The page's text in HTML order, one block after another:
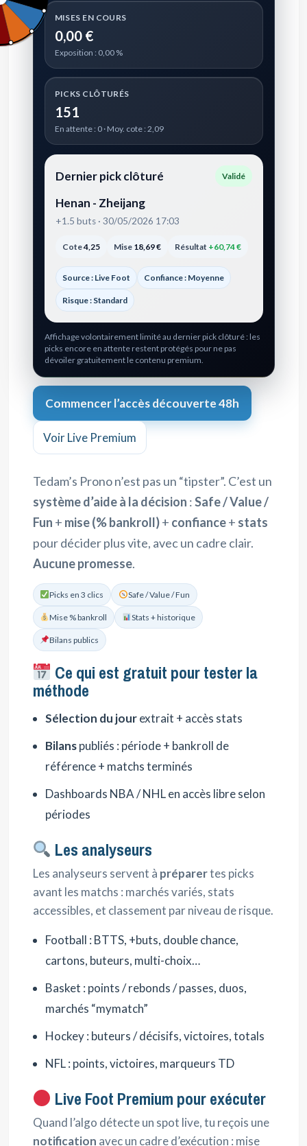
MISES EN COURS
0,00 €
Exposition : 0,00 %
PICKS CLÔTURÉS
151
En attente : 0 · Moy. cote : 2,09
Dernier pick clôturé Validé
Henan - Zheijang
+1.5 buts · 30/05/2026 17:03
Cote4,25 Mise 18,69 € Résultat +60,74 €
Source : Live Foot Confiance : Moyenne
Risque : Standard
Affichage volontairement limité au dernier pick clôturé : les
picks encore en attente restent protégés pour ne pas
dévoiler gratuitement le contenu premium.
Commencer l’accès découverte 48h
Voir Live Premium
Tedam’s Prono n’est pas un “tipster”. C’est un
système d’aide à la décision :Safe / Value /
Fun + mise (% bankroll)+ confiance+ stats
pour décider plus vite, avec un cadre clair.
Aucune promesse.
Picks en 3 clics Safe / Value / Fun
Mise % bankroll Stats + historique
Bilans publics
Ce qui est gratuit pour tester la
méthode
Sélection du jourextrait + accès stats
Bilanspubliés : période + bankroll de
référence + matchs terminés
Dashboards NBA / NHL en accès libre selon
périodes
Les analyseurs
Les analyseurs servent à préparertes picks
avant les matchs : marchés variés, stats
accessibles, et classement par niveau de risque.
Football : BTTS, +buts, double chance,
cartons, buteurs, multi-choix…
Basket : points / rebonds / passes, duos,
marchés “mymatch”
Hockey : buteurs / décisifs, victoires, totals
NFL : points, victoires, marqueurs TD
Live Foot Premium pour exécuter
Quand l’algo détecte un spot live, tu reçois une
notification avec un cadre d’exécution : mise